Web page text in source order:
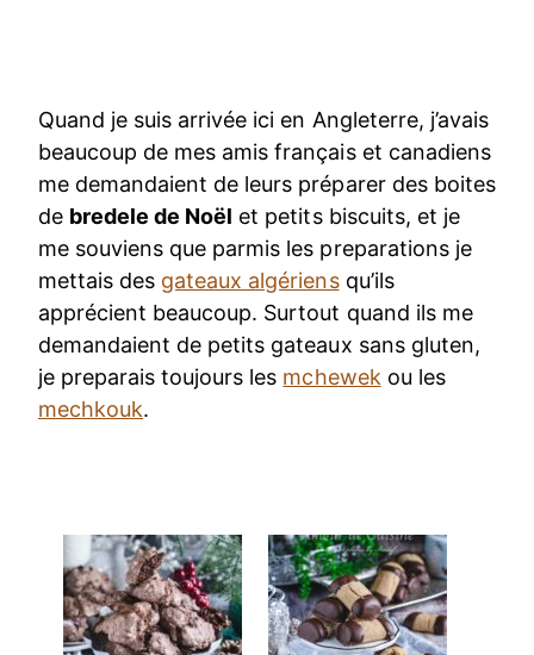
Quand je suis arrivée ici en Angleterre, j’avais
beaucoup de mes amis français et canadiens
me demandaient de leurs préparer des boites
de bredele de Noël et petits biscuits, et je
me souviens que parmis les preparations je
mettais des gateaux algériensqu’ils
apprécient beaucoup. Surtout quand ils me
demandaient de petits gateaux sans gluten,
je preparais toujours les mchewekou les
mechkouk.